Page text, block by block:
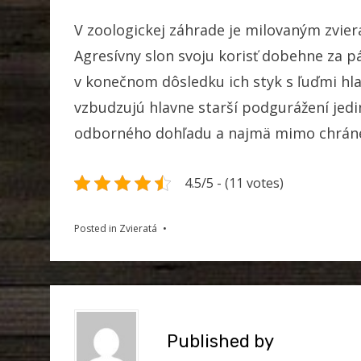
V zoologickej záhrade je milovaným
Agresívny slon svoju korisť dobehne za
v konečnom dôsledku ich styk s ľuďmi
vzbudzujú hlavne starší podgurážení
odborného dohľadu a najmä mimo
4.5/5 - (11 votes)
Posted in Zvieratá
Published by